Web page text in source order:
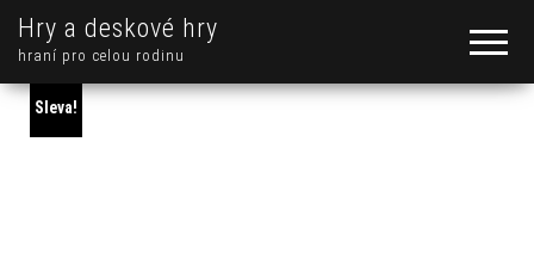
Hry a deskové hry
hraní pro celou rodinu
Sleva!